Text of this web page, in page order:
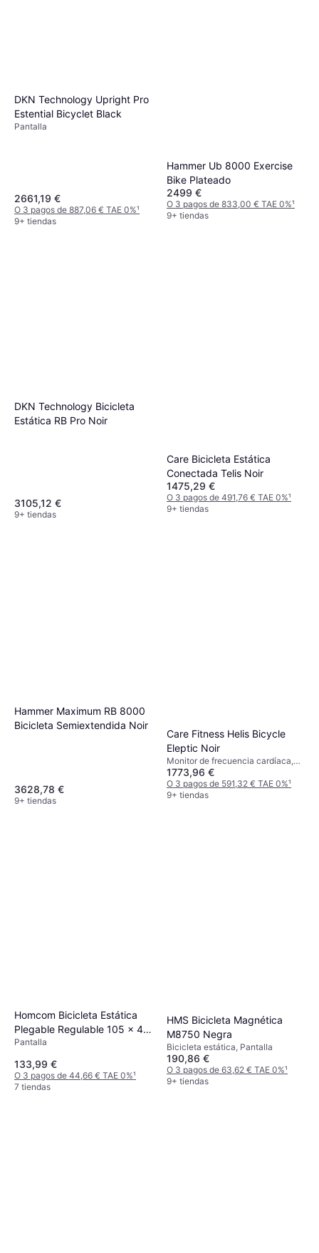
DKN Technology Upright Pro
Estential Bicyclet Black
Pantalla
2661,19 €
O 3 pagos de 887,06 € TAE 0%¹
9+ tiendas
Hammer Ub 8000 Exercise
Bike Plateado
2499 €
O 3 pagos de 833,00 € TAE 0%¹
9+ tiendas
DKN Technology Bicicleta
Estática RB Pro Noir
3105,12 €
9+ tiendas
Care Bicicleta Estática
Conectada Telis Noir
1475,29 €
O 3 pagos de 491,76 € TAE 0%¹
9+ tiendas
Hammer Maximum RB 8000
Bicicleta Semiextendida Noir
3628,78 €
9+ tiendas
Care Fitness Helis Bicycle
Eleptic Noir
Monitor de frecuencia cardíaca,
Pantalla
1773,96 €
O 3 pagos de 591,32 € TAE 0%¹
9+ tiendas
Homcom Bicicleta Estática
Plegable Regulable 105 x 48
x 118 cm
Pantalla
133,99 €
O 3 pagos de 44,66 € TAE 0%¹
7 tiendas
HMS Bicicleta Magnética
M8750 Negra
Bicicleta estática, Pantalla
190,86 €
O 3 pagos de 63,62 € TAE 0%¹
9+ tiendas